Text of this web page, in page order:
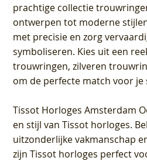
prachtige collectie
ontwerpen tot moderne
met precisie en zorg
symboliseren. Kies uit een
trouwringen, zilveren
om de perfecte match voor je
Tissot Horloges Amsterdam
en stijl van Tissot horloges.
uitzonderlijke vakmanschap
zijn Tissot horloges perfect